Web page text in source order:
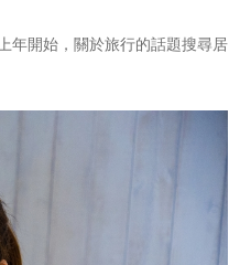
年開始，關於旅行的話題搜尋居